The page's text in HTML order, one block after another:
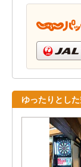
ゆったりとし